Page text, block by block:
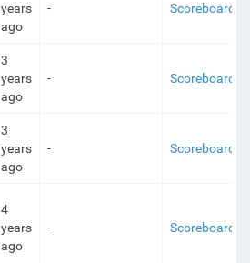
years
ago
- Scoreboard
3
years
ago
- Scoreboard
3
years
ago
- Scoreboard
4
years
ago
- Scoreboard